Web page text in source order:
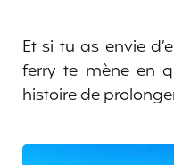
Et si tu as envie
ferry te mène en
histoire de